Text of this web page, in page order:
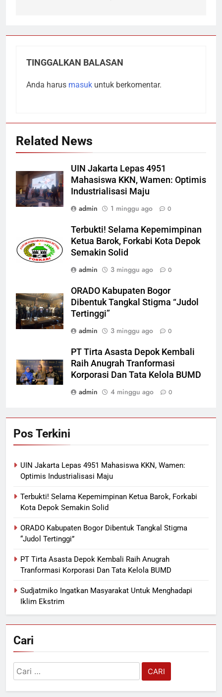
TINGGALKAN BALASAN
Anda harus masuk untuk berkomentar.
Related News
UIN Jakarta Lepas 4951
Mahasiswa KKN, Wamen: Optimis
Industrialisasi Maju
admin
1 minggu ago 0
Terbukti! Selama Kepemimpinan
Ketua Barok, Forkabi Kota Depok
Semakin Solid
admin
3 minggu ago 0
ORADO Kabupaten Bogor
Dibentuk Tangkal Stigma “Judol
Tertinggi”
admin
3 minggu ago 0
PT Tirta Asasta Depok Kembali
Raih Anugrah Tranformasi
Korporasi Dan Tata Kelola BUMD
admin
4 minggu ago 0
Pos Terkini
UIN Jakarta Lepas 4951 Mahasiswa KKN, Wamen:
Optimis Industrialisasi Maju
Terbukti! Selama Kepemimpinan Ketua Barok, Forkabi
Kota Depok Semakin Solid
ORADO Kabupaten Bogor Dibentuk Tangkal Stigma
“Judol Tertinggi”
PT Tirta Asasta Depok Kembali Raih Anugrah
Tranformasi Korporasi Dan Tata Kelola BUMD
Sudjatmiko Ingatkan Masyarakat Untuk Menghadapi
Iklim Ekstrim
Cari
Cari
untuk: